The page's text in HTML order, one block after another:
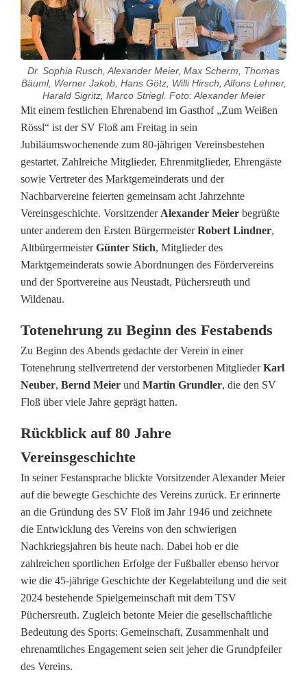
Dr. Sophia Rusch, Alexander Meier, Max Scherm, Thomas
Bäuml, Werner Jakob, Hans Götz, Willi Hirsch, Alfons Lehner,
Harald Sigritz, Marco Striegl. Foto: Alexander Meier
S
V
F
l
o
ß
f
e
i
e
r
t
8
0
-
j
ä
h
r
i
g
e
Mit einem festlichen Ehrenabend im Gasthof „Zum Weißen
Rössl“ ist der SV Floß am Freitag in sein
Jubiläumswochenende zum 80-jährigen Vereinsbestehen
gestartet. Zahlreiche Mitglieder, Ehrenmitglieder, Ehrengäste
sowie Vertreter des Marktgemeinderats und der
Nachbarvereine feierten gemeinsam acht Jahrzehnte
Vereinsgeschichte. Vorsitzender Alexander Meier begrüßte
unter anderem den Ersten BürgermeisterRobert Lindner,
AltbürgermeisterGünter Stich, Mitglieder des
Marktgemeinderats sowie Abordnungen des Fördervereins
und der Sportvereine aus Neustadt, Püchersreuth und
Wildenau.
Totenehrung zu Beginn des Festabends
Zu Beginn des Abends gedachte der Verein in einer
Totenehrung stellvertretend der verstorbenen MitgliederKarl
Neuber, Bernd Meier und Martin Grundler, die den SV
Floß über viele Jahre geprägt hatten.
Rückblick auf 80 Jahre
Vereinsgeschichte
In seiner Festansprache blickte Vorsitzender Alexander Meier
auf die bewegte Geschichte des Vereins zurück. Er erinnerte
an die Gründung des SV Floß im Jahr 1946 und zeichnete
die Entwicklung des Vereins von den schwierigen
Nachkriegsjahren bis heute nach. Dabei hob er die
zahlreichen sportlichen Erfolge der Fußballer ebenso hervor
wie die 45-jährige Geschichte der Kegelabteilung und die seit
2024 bestehende Spielgemeinschaft mit dem TSV
Püchersreuth. Zugleich betonte Meier die gesellschaftliche
Bedeutung des Sports: Gemeinschaft, Zusammenhalt und
ehrenamtliches Engagement seien seit jeher die Grundpfeiler
des Vereins.